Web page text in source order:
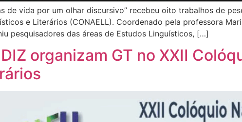
de vida por um olhar discursivo” recebeu oito trabalhos de
e Literários (CONAELL). Coordenado pela professora
pesquisadores das áreas de Estudos Linguísticos, […]
organizam GT no XXII